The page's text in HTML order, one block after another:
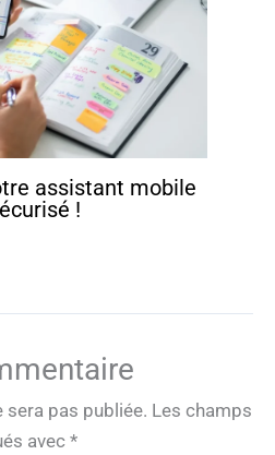
assistant mobile
!
sera pas publiée. Les champs
avec *